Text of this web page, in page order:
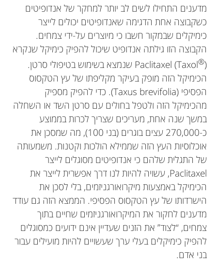
מדענים התחילו לשים לב יותר למחקר של אנדופיטים
כשקבוצה אחת הדגימה שאנדופיטים יכולים לייצר
כימיקלים שבמקור חשבו כי מיוצרים על-ידי צמחים.
הקבוצה הזו גילתה אנדופיט שיכול להפיק כימיקל שנקרא
Paclitaxel (Taxol®)
שנמצא בשימוש בטיפולי סרטן.
הכימיקל הזה מופק בעיקר מקליפתו של עץ הטקסוס
הפסיפי (Taxus brevifolia). כדי להפיק מספיק
מהכימיקל הזה ולטפל בחולים עם סרטן השד או השחלה
במשך שנה אחת, מעריכים שצריך לכרות בממוצע
כ-270,000 עצים בוגרים (בני 100), מה שמסכן את
אוכלוסיות העץ הזה שממילא הולכות וקטנות. משמעותה
של התגלית שלהם כי אנדופיטים מסוגלים לייצר
Paclitaxel, עשויה להיות לנו דרך אפשרית לייצר את
הכימיקל באמצעות מיקרואורגניזמים, בלי לסכן את
הישרדותו של עץ הטקסוס הפסיפי. הממצא הזה גם עודד
מדענים לחקור את המיקרואורגניזמים שחיים בתוך
צמחים, “לצוד” את הזנים שעדיין אינם ידועים כמסוגלים
להפיק כימיקלים בעלי ערך שעשויים להיות מועילים עבור
בני אדם.